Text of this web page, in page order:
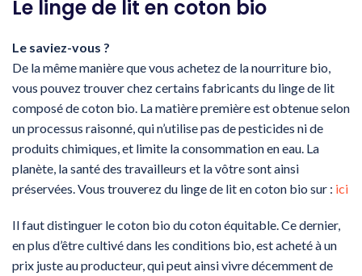
Le linge de lit en coton bio
Le saviez-vous ?
De la même manière que vous achetez de la nourriture bio,
vous pouvez trouver chez certains fabricants du linge de lit
composé de coton bio. La matière première est obtenue selon
un processus raisonné, qui n’utilise pas de pesticides ni de
produits chimiques, et limite la consommation en eau. La
planète, la santé des travailleurs et la vôtre sont ainsi
préservées. Vous trouverez du linge de lit en coton bio sur : ici
Il faut distinguer le coton bio du coton équitable. Ce dernier,
en plus d’être cultivé dans les conditions bio, est acheté à un
prix juste au producteur, qui peut ainsi vivre décemment de